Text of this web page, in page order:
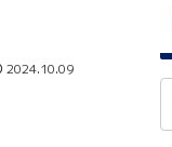
2024.10.09